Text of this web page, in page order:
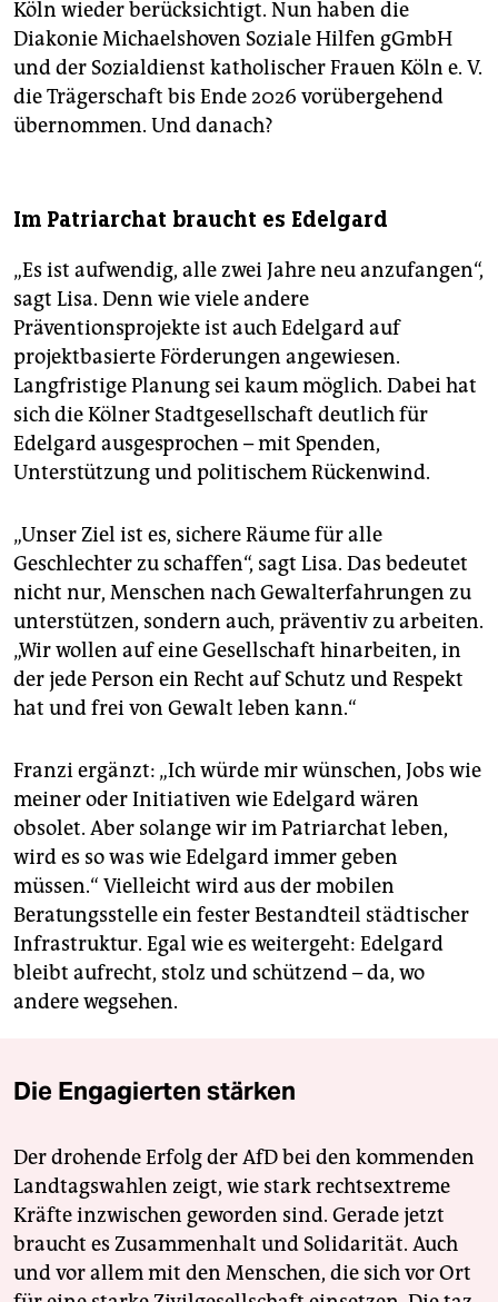
Köln wieder berücksichtigt. Nun haben die
Diakonie Michaelshoven Soziale Hilfen gGmbH
und der Sozialdienst katholischer Frauen Köln e. V.
die Trägerschaft bis Ende 2026 vorübergehend
übernommen. Und danach?
Im Patriarchat braucht es Edelgard
„Es ist aufwendig, alle zwei Jahre neu anzufangen“,
sagt Lisa. Denn wie viele andere
Präventionsprojekte ist auch Edelgard auf
projektbasierte Förderungen angewiesen.
Langfristige Planung sei kaum möglich. Dabei hat
sich die Kölner Stadtgesellschaft deutlich für
Edelgard ausgesprochen – mit Spenden,
Unterstützung und politischem Rückenwind.
„Unser Ziel ist es, sichere Räume für alle
Geschlechter zu schaffen“, sagt Lisa. Das bedeutet
nicht nur, Menschen nach Gewalterfahrungen zu
unterstützen, sondern auch, präventiv zu arbeiten.
„Wir wollen auf eine Gesellschaft hinarbeiten, in
der jede Person ein Recht auf Schutz und Respekt
hat und frei von Gewalt leben kann.“
Franzi ergänzt: „Ich würde mir wünschen, Jobs wie
meiner oder Initiativen wie Edelgard wären
obsolet. Aber solange wir im Patriarchat leben,
wird es so was wie Edelgard immer geben
müssen.“ Vielleicht wird aus der mobilen
Beratungsstelle ein fester Bestandteil städtischer
In­frastruktur. Egal wie es weitergeht: Edelgard
bleibt aufrecht, stolz und schützend – da, wo
andere wegsehen.
Die Engagierten stärken
Der drohende Erfolg der AfD bei den kommenden
Landtagswahlen zeigt, wie stark rechtsextreme
Kräfte inzwischen geworden sind. Gerade jetzt
braucht es Zusammenhalt und Solidarität. Auch
und vor allem mit den Menschen, die sich vor Ort